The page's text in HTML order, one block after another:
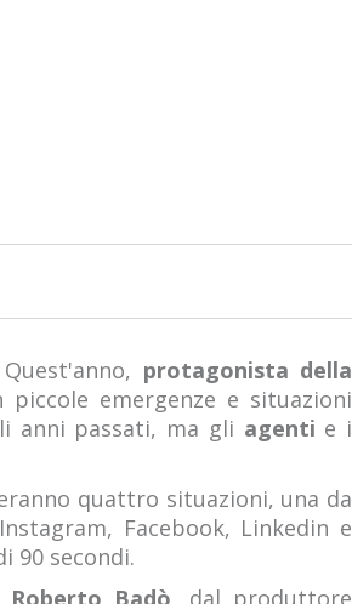
Quest'anno, protagonista della
emergenze e situazioni
anni passati, ma gli agenti e i
quattro situazioni, una da
Facebook, Linkedin e
90 secondi.
Roberto Badò, dal produttore